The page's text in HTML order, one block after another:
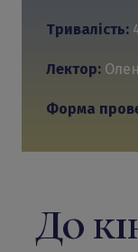
Тривалість:
Лектор:
Форма
До